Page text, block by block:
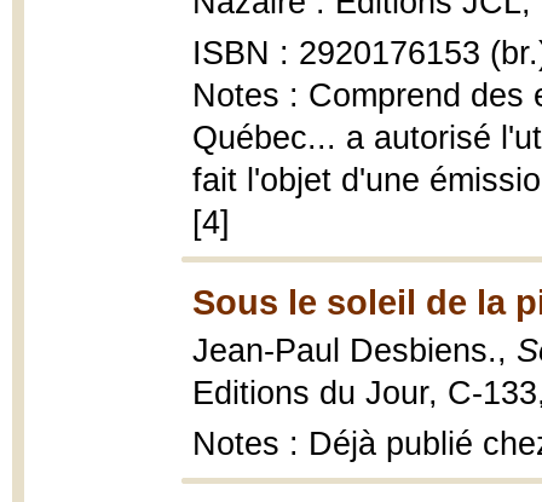
ISBN : 2920176153
Notes : Comprend des
Québec... a autorisé
fait l'objet d'une
[4]
Sous le soleil de la
Jean-Paul Desbiens.,
Editions du Jour, C-
Notes : Déjà publié